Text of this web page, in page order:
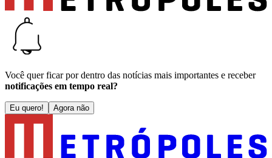
Você quer ficar por dentro das notícias mais importantes e receber
notificações em tempo real?
Eu quero! Agora não